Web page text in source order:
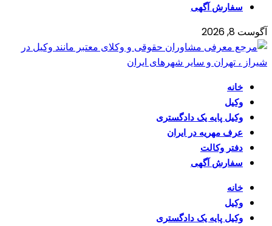
سفارش آگهی
آگوست 8, 2026
خانه
وکیل
وکیل پایه یک دادگستری
عرف مهریه در ایران
دفتر وکالت
سفارش آگهی
خانه
وکیل
وکیل پایه یک دادگستری